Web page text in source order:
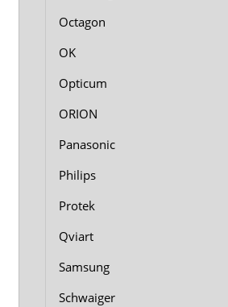
Octagon
OK
Opticum
ORION
Panasonic
Philips
Protek
Qviart
Samsung
Schwaiger